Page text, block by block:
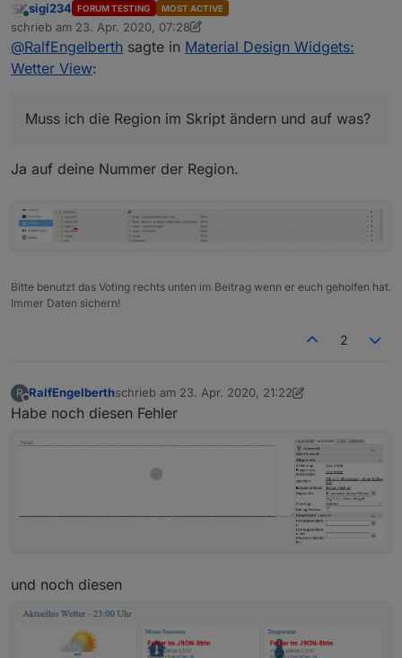
Fehlermeldung
javascript.0
2020-04-23 09:15:20.864
warn
warn
Der Pollenflug ist installiert und steht auf NRW.
Ich vermute, dass das was mit der
was?
Online
sigi234 FORUM TESTING MOST ACTIVE
schrieb am 23. Apr. 2020, 07:28
zuletzt editiert von sigi234
@RalfEngelberth sagte in Material Design Widgets:
Wetter View:
Muss ich die Region im Skript ändern und auf was?
Ja auf deine Nummer der Region.
Bitte benutzt das Voting rechts unten im Beitrag wenn er euch geholfen hat.
Immer Daten sichern!
2
R
Offline
RalfEngelberthschrieb am 23. Apr. 2020, 21:22
zuletzt editiert von Negalein
Habe noch diesen Fehler
und noch diesen